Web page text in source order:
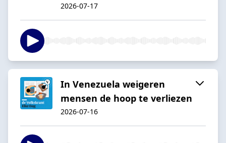
2026-07-17
In Venezuela weigeren
mensen de hoop te verliezen
2026-07-16